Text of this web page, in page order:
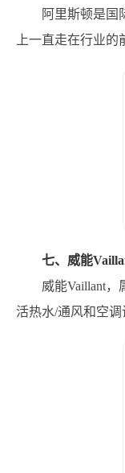
阿里斯顿是国
上一直走在行业
七、威能
威能Vaillant
活热水/通风和空